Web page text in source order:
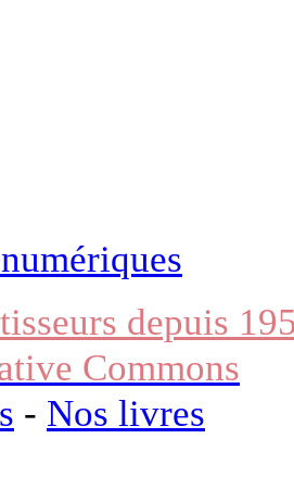
depuis
Commons
- Nos livres